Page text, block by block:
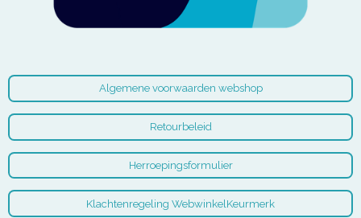
Algemene voorwaarden webshop
Retourbeleid
Herroepingsformulier
Klachtenregeling WebwinkelKeurmerk